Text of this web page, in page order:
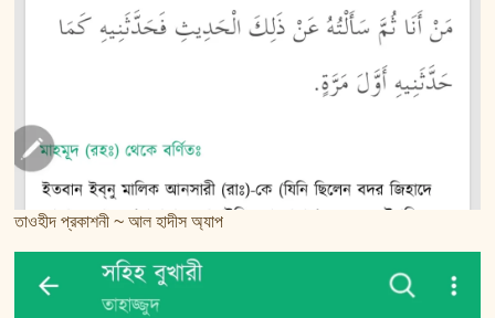
তাওহীদ প্রকাশনী ~ আল হাদীস অ্যাপ